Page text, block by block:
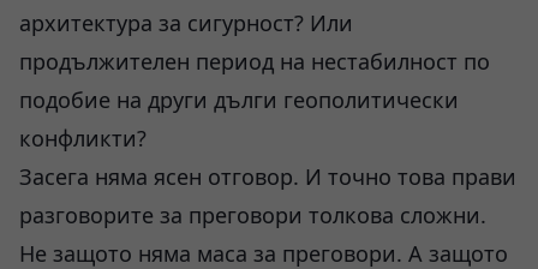
архитектура за сигурност? Или
продължителен период на нестабилност по
подобие на други дълги геополитически
конфликти?
Засега няма ясен отговор. И точно това прави
разговорите за преговори толкова сложни.
Не защото няма маса за преговори. А защото